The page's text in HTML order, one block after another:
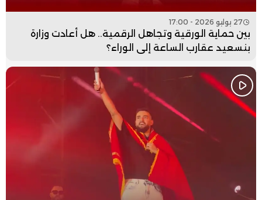
27 يوليو 2026 - 17:00
بين حماية الورقية وتجاهل الرقمية.. هل أعادت وزارة
بنسعيد عقارب الساعة إلى الوراء؟